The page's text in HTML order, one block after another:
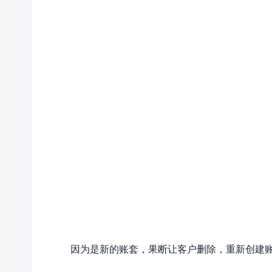
因为是新的账套，果断让客户删除，重新创建